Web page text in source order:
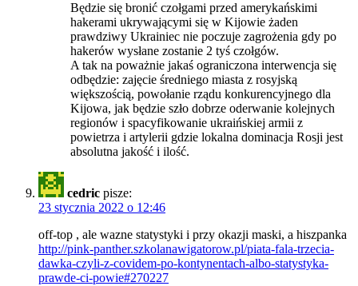
Będzie się bronić czołgami przed amerykańskimi
hakerami ukrywającymi się w Kijowie żaden
prawdziwy Ukrainiec nie poczuje zagrożenia gdy po
hakerów wysłane zostanie 2 tyś czołgów.
A tak na poważnie jakaś ograniczona interwencja się
odbędzie: zajęcie średniego miasta z rosyjską
większością, powołanie rządu konkurencyjnego dla
Kijowa, jak będzie szło dobrze oderwanie kolejnych
regionów i spacyfikowanie ukraińskiej armii z
powietrza i artylerii gdzie lokalna dominacja Rosji jest
absolutna jakość i ilość.
cedric pisze:
23 stycznia 2022 o 12:46
off-top , ale wazne statystyki i przy okazji maski, a hiszpanka
http://pink-panther.szkolanawigatorow.pl/piata-fala-trzecia-
dawka-czyli-z-covidem-po-kontynentach-albo-statystyka-
prawde-ci-powie#270227